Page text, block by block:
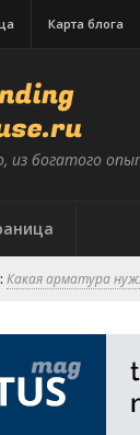
Карта блога
из богатого
Какая арматура